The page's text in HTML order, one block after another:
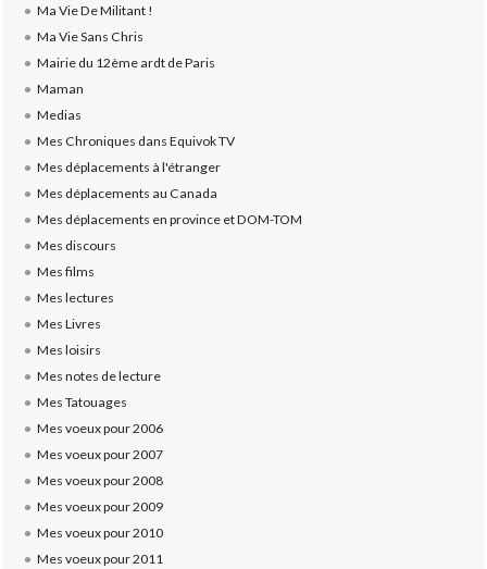
Ma Vie De Militant !
Ma Vie Sans Chris
Mairie du 12ème ardt de Paris
Maman
Medias
Mes Chroniques dans Equivok TV
Mes déplacements à l'étranger
Mes déplacements au Canada
Mes déplacements en province et DOM-TOM
Mes discours
Mes films
Mes lectures
Mes Livres
Mes loisirs
Mes notes de lecture
Mes Tatouages
Mes voeux pour 2006
Mes voeux pour 2007
Mes voeux pour 2008
Mes voeux pour 2009
Mes voeux pour 2010
Mes voeux pour 2011